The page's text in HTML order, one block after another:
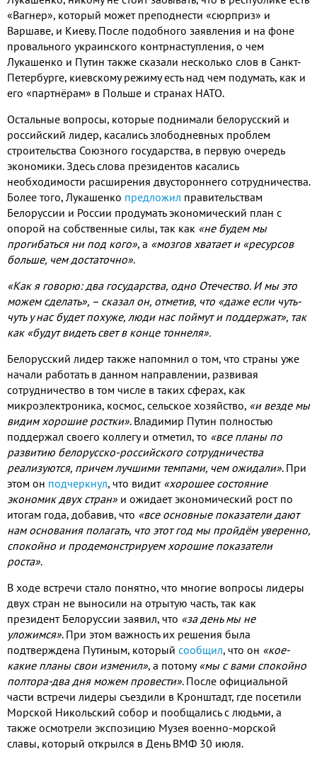
«Вагнер», который может преподнести «сюрприз» и
Варшаве, и Киеву. После подобного заявления и на фоне
провального украинского контрнаступления, о чем
Лукашенко и Путин также сказали несколько слов в Санкт-
Петербурге, киевскому режиму есть над чем подумать, как и
его «партнёрам» в Польше и странах НАТО.
Остальные вопросы, которые поднимали белорусский и
российский лидер, касались злободневных проблем
строительства Союзного государства, в первую очередь
экономики.Здесь слова президентов касались
необходимости расширения двустороннего сотрудничества.
Более того, Лукашенко предложил правительствам
Белоруссии и России продумать экономический план с
опорой на собственные силы, так как «не будем мы
прогибаться ни под кого», а «мозгов хватает и «ресурсов
больше, чем достаточно».
«Как я говорю: два государства, одно Отечество. И мы это
можем сделать», – сказал он, отметив, что «даже если чуть-
чуть у нас будет похуже, люди нас поймут и поддержат», так
как «будут видеть свет в конце тоннеля».
Белорусский лидер также напомнил о том, что страны уже
начали работать в данном направлении, развивая
сотрудничество в том числе в таких сферах, как
микроэлектроника, космос, сельское хозяйство, «и везде мы
видим хорошие ростки». Владимир Путин полностью
поддержал своего коллегу и отметил, то «все планы по
развитию белорусско-российского сотрудничества
реализуются, причем лучшими темпами, чем ожидали». При
этом он подчеркнул, что видит «хорошее состояние
экономик двух стран» и ожидает экономический рост по
итогам года, добавив, что «все основные показатели дают
нам основания полагать, что этот год мы пройдём уверенно,
спокойно и продемонстрируем хорошие показатели
роста».
В ходе встречи стало понятно, что многие вопросы лидеры
двух стран не выносили на отрытую часть, так как
президент Белоруссии заявил, что «за день мы не
уложимся». При этом важность их решения была
подтверждена Путиным, который сообщил, что он «кое-
какие планы свои изменил», а потому«мы с вами спокойно
полтора-два дня можем провести». После официальной
части встречи лидеры съездили в Кронштадт, где посетили
Морской Никольский собор и пообщались с людьми, а
также осмотрели экспозицию Музея военно-морской
славы, который открылся в День ВМФ 30 июля.